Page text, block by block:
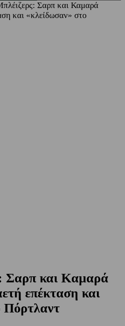
Σαρπ και Καμαρά
και «κλείδωσαν» στο
Σαρπ και Καμαρά
επέκταση και
Πόρτλαντ